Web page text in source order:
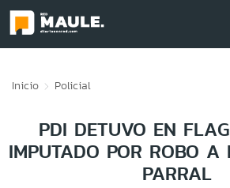
Inicio Policial
PDI DETUVO EN
IMPUTADO POR ROBO A
PARRAL